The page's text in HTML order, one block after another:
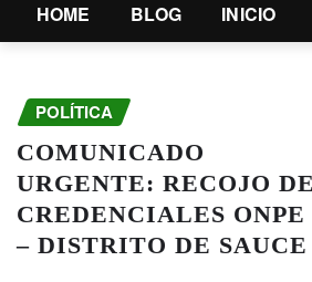
HOME BLOG INICIO
POLÍTICA
COMUNICADO
URGENTE: RECOJO DE
CREDENCIALES ONPE
– DISTRITO DE SAUCE